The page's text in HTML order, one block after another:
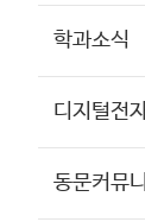
학과소식
디지털전
동문커뮤